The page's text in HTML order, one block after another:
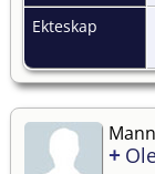
Ekteskap
Mann
+